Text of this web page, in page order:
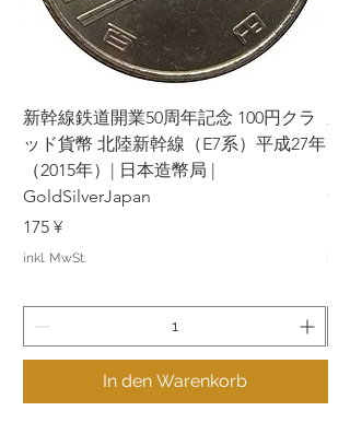
新幹線鉄道開業50周年記念 100円クラ
ッド貨幣 北陸新幹線（E7系）平成27年
（2015年）| 日本造幣局 |
GoldSilverJapan
Preis
175 ¥
inkl. MwSt.
In den Warenkorb